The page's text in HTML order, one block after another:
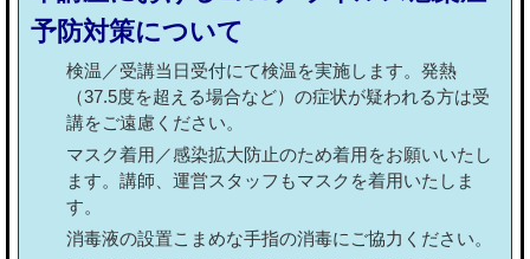
予防対策について
検温／受講当日受付にて検温を実施します。発熱
（37.5度を超える場合など）の症状が疑われる方は受
講をご遠慮ください。
マスク着用／感染拡大防止のため着用をお願いいたし
ます。講師、運営スタッフもマスクを着用いたしま
す。
消毒液の設置こまめな手指の消毒にご協力ください。